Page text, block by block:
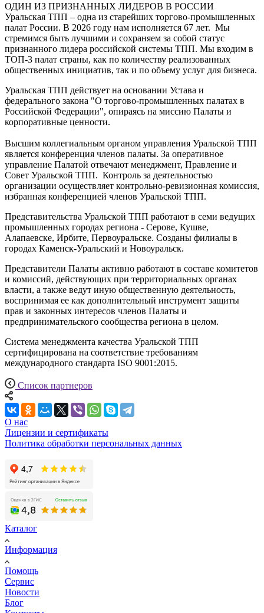
ОДИН ИЗ ПРИЗНАННЫХ ЛИДЕРОВ В РОССИИ
Уральская ТПП – одна из старейших торгово-промышленных
палат России. В 2026 году нам исполняется 67 лет. Мы
стремимся быть лучшими и сохраняем за собой статус
признанного лидера российской системы ТПП. Мы входим в
ТОП-3 палат страны, как по количеству реализованных
общественных инициатив, так и по объему услуг для бизнеса.
Уральская ТПП действует на основании Устава и
федерального закона "О торгово-промышленных палатах в
Российской Федерации", опираясь на миссию Палаты и
корпоративные ценности.
Высшим коллегиальным органом управления Уральской ТПП
является конференция членов палаты. За оперативное
управление Палатой отвечают менеджмент, Правление и
Совет Уральской ТПП. Контроль за деятельностью
организации осуществляет контрольно-ревизионная комиссия,
избранная конференцией членов Уральской ТПП.
Представительства Уральской ТПП работают в семи ведущих
промышленных городах региона - Серове, Кушве,
Алапаевске, Ирбите, Первоуральске. Созданы филиалы в
городах Каменск-Уральский и Новоуральск.
Представители Палаты активно работают в составе комитетов
и комиссий, действующих при территориальных органах
власти, а также ведут иную общественную деятельность,
воспринимая ее как дополнительный инструмент защиты
прав и законных интересов членов Палаты и
предпринимательского сообщества региона в целом.
Система менеджмента качества Уральской ТПП
сертифицирована на соответствие требованиям
международного стандарта ISO 9001:2015.
Список партнеров
О нас
Лицензии и сертификаты
Политика обработки персональных данных
Каталог
Информация
Помощь
Сервис
Новости
Блог